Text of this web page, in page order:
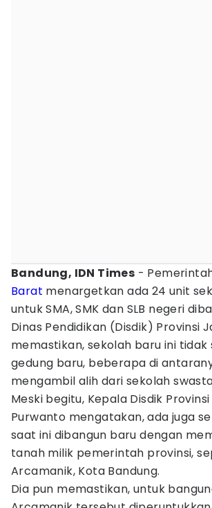
Bandung, IDN Times -
Barat menargetkan ada 24 unit
untuk SMA, SMK dan SLB negeri
Dinas Pendidikan (Disdik) Provinsi
memastikan, sekolah baru ini tidak
gedung baru, beberapa di
mengambil alih dari sekolah
Meski begitu, Kepala Disdik
Purwanto mengatakan, ada juga
saat ini dibangun baru dengan
tanah milik pemerintah provinsi,
Arcamanik, Kota Bandung.
Dia pun memastikan, untuk